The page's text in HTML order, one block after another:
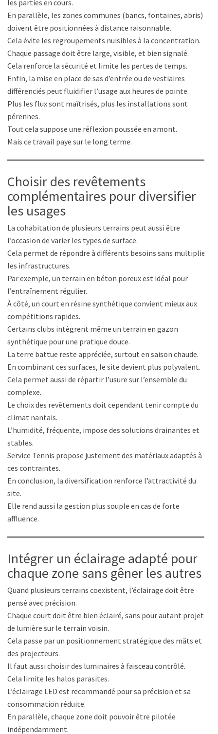
les parties en cours.
En parallèle, les zones communes (bancs, fontaines, abris)
doivent être positionnées à distance raisonnable.
Cela évite les regroupements nuisibles à la concentration.
Chaque passage doit être large, visible, et bien signalé.
Cela renforce la sécurité et limite les pertes de temps.
Enfin, la mise en place de sas d’entrée ou de vestiaires
différenciés peut fluidifier l’usage aux heures de pointe.
Plus les flux sont maîtrisés, plus les installations sont
pérennes.
Tout cela suppose une réflexion poussée en amont.
Mais ce travail paye sur le long terme.
Choisir des revêtements
complémentaires pour diversifier
les usages
La cohabitation de plusieurs terrains peut aussi être
l’occasion de varier les types de surface.
Cela permet de répondre à différents besoins sans multiplier
les infrastructures.
Par exemple, un terrain en béton poreux est idéal pour
l’entraînement régulier.
À côté, un court en résine synthétique convient mieux aux
compétitions rapides.
Certains clubs intègrent même un terrain en gazon
synthétique pour une pratique douce.
La terre battue reste appréciée, surtout en saison chaude.
En combinant ces surfaces, le site devient plus polyvalent.
Cela permet aussi de répartir l’usure sur l’ensemble du
complexe.
Le choix des revêtements doit cependant tenir compte du
climat nantais.
L’humidité, fréquente, impose des solutions drainantes et
stables.
Service Tennis propose justement des matériaux adaptés à
ces contraintes.
En conclusion, la diversification renforce l’attractivité du
site.
Elle rend aussi la gestion plus souple en cas de forte
affluence.
Intégrer un éclairage adapté pour
chaque zone sans gêner les autres
Quand plusieurs terrains coexistent, l’éclairage doit être
pensé avec précision.
Chaque court doit être bien éclairé, sans pour autant projeter
de lumière sur le terrain voisin.
Cela passe par un positionnement stratégique des mâts et
des projecteurs.
Il faut aussi choisir des luminaires à faisceau contrôlé.
Cela limite les halos parasites.
L’éclairage LED est recommandé pour sa précision et sa
consommation réduite.
En parallèle, chaque zone doit pouvoir être pilotée
indépendamment.